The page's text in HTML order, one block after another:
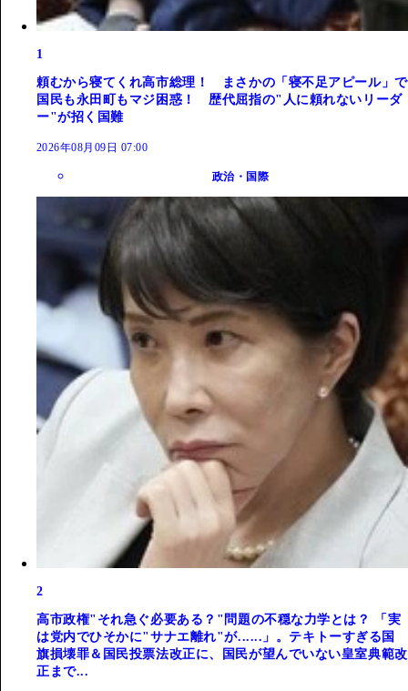
1
頼むから寝てくれ高市総理！ まさかの「寝不足アピール」で
国民も永田町もマジ困惑！ 歴代屈指の"人に頼れないリーダ
ー"が招く国難
2026年08月09日 07:00
政治・国際
2
高市政権"それ急ぐ必要ある？"問題の不穏な力学とは？ 「実
は党内でひそかに"サナエ離れ"が......」。テキトーすぎる国
旗損壊罪＆国民投票法改正に、国民が望んでいない皇室典範改
正まで...